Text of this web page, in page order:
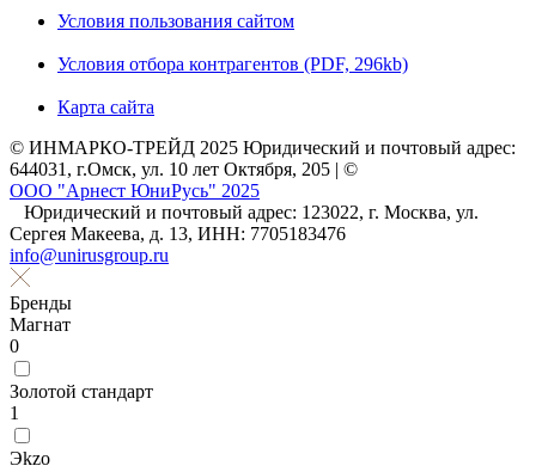
Условия пользования сайтом
Условия отбора контрагентов (PDF, 296kb)
Карта сайта
© ИНМАРКО-ТРЕЙД 2025 Юридический и почтовый адрес:
644031, г.Омск, ул. 10 лет Октября, 205 | ©
ООО "Арнест ЮниРусь" 2025
Юридический и почтовый адрес: 123022, г. Москва, ул.
Сергея Макеева, д. 13, ИНН: 7705183476
info@unirusgroup.ru
Бренды
Магнат
0
Золотой стандарт
1
Эkzо